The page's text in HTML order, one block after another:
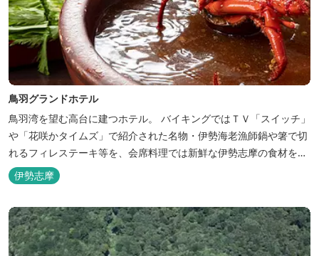
鳥羽グランドホテル
鳥羽湾を望む高台に建つホテル。 バイキングではＴＶ「スイッチ」
や「花咲かタイムズ」で紹介された名物・伊勢海老漁師鍋や箸で切
れるフィレステーキ等を、会席料理では新鮮な伊勢志摩の食材をお
楽しみいただけます。
伊勢志摩